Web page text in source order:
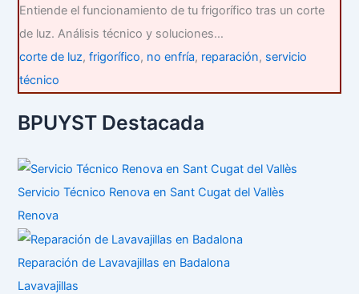
Entiende el funcionamiento de tu frigorífico tras un corte
de luz. Análisis técnico y soluciones…
corte de luz,frigorífico, no enfría, reparación, servicio
técnico
BPUYST Destacada
Servicio Técnico Renova en Sant Cugat del Vallès
Renova
Reparación de Lavavajillas en Badalona
Lavavajillas